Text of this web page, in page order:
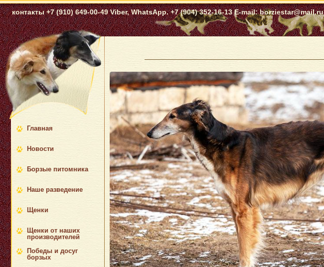
контакты +7 (910) 649-00-49 Viber, WhatsApp. +7 (904) 352-16-13 E-mail: borziestar@mail.ru
Главная
Новости
Борзые питомника
Наше разведение
Щенки
Щенки от наших
производителей
Победы и досуг
борзых